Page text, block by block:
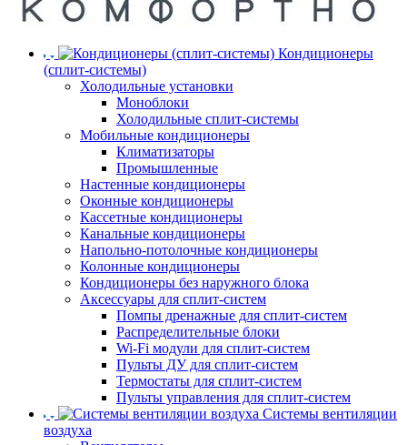
Кондиционеры
(сплит-системы)
Холодильные установки
Моноблоки
Холодильные сплит-системы
Мобильные кондиционеры
Климатизаторы
Промышленные
Настенные кондиционеры
Оконные кондиционеры
Кассетные кондиционеры
Канальные кондиционеры
Напольно-потолочные кондиционеры
Колонные кондиционеры
Кондиционеры без наружного блока
Аксессуары для сплит-систем
Помпы дренажные для сплит-систем
Распределительные блоки
Wi-Fi модули для сплит-систем
Пульты ДУ для сплит-систем
Термостаты для сплит-систем
Пульты управления для сплит-систем
Системы вентиляции
воздуха